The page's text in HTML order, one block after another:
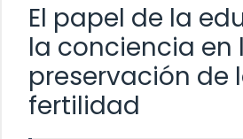
El papel de la
la conciencia en
preservación de
fertilidad